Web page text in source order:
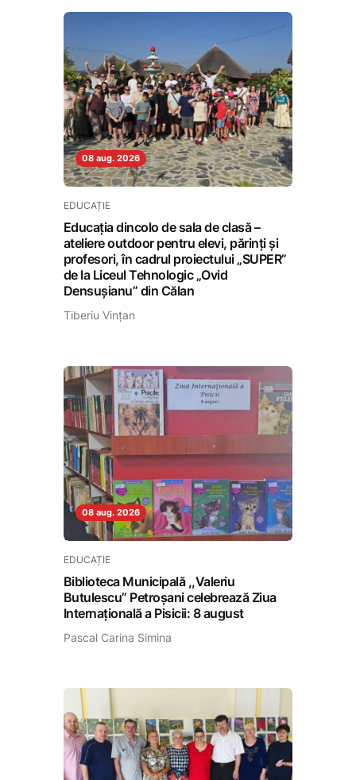
08 aug. 2026
EDUCAȚIE
Educația dincolo de sala de clasă –
ateliere outdoor pentru elevi, părinți și
profesori, în cadrul proiectului „SUPER”
de la Liceul Tehnologic „Ovid
Densușianu” din Călan
Tiberiu Vințan
08 aug. 2026
EDUCAȚIE
Biblioteca Municipală ,,Valeriu
Butulescu” Petroșani celebrează Ziua
Internațională a Pisicii: 8 august
Pascal Carina Simina